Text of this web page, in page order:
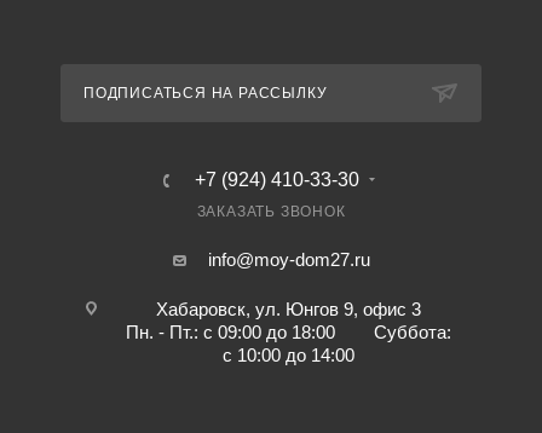
ПОДПИСАТЬСЯ НА РАССЫЛКУ
+7 (924) 410-33-30
ЗАКАЗАТЬ ЗВОНОК
info@moy-dom27.ru
Хабаровск, ул. Юнгов 9, офис 3
Пн. - Пт.: с 09:00 до 18:00 Суббота:
с 10:00 до 14:00